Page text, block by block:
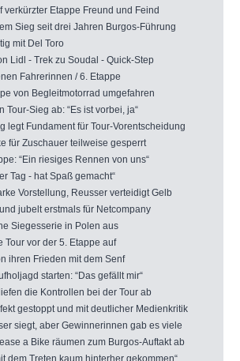
Etappe Freund und Feind
Sieg seit drei Jahren Burgos-Führung
mit Del Toro
Lidl - Trek zu Soudal - Quick-Step
Fahrerinnen / 6. Etappe
von Begleitmotorrad umgefahren
Sieg ab: “Es ist vorbei, ja“
legt Fundament für Tour-Vorentscheidung
für Zuschauer teilweise gesperrt
“Ein riesiges Rennen von uns“
Tag - hat Spaß gemacht“
Vorstellung, Reusser verteidigt Gelb
jubelt erstmals für Netcompany
Siegesserie in Polen aus
vor der 5. Etappe auf
ihren Frieden mit dem Senf
starten: “Das gefällt mir“
die Kontrollen bei der Tour ab
gestoppt und mit deutlicher Medienkritik
siegt, aber Gewinnerinnen gab es viele
a Bike räumen zum Burgos-Auftakt ab
dem Treten kaum hinterher gekommen“